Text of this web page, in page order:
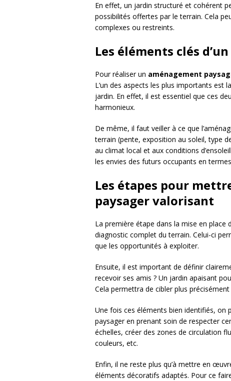
En effet, un jardin structuré et cohérent
possibilités offertes par le terrain. Cela
complexes ou restreints.
Les éléments clés
Pour réaliser un aménagement
L’un des aspects les plus importants est
jardin. En effet, il est essentiel que ces
harmonieux.
De même, il faut veiller à ce que
terrain (pente, exposition au soleil, type
au climat local et aux conditions
les envies des futurs occupants en
Les étapes pour
paysager valorisant
La première étape dans la mise en place
diagnostic complet du terrain. Celui-ci
que les opportunités à exploiter.
Ensuite, il est important de définir
recevoir ses amis ? Un jardin apaisant
Cela permettra de cibler plus
Une fois ces éléments bien identifiés, on
paysager en prenant soin de respecter
échelles, créer des zones de circulation
couleurs, etc.
Enfin, il ne reste plus qu’à mettre en
éléments décoratifs adaptés. Pour ce